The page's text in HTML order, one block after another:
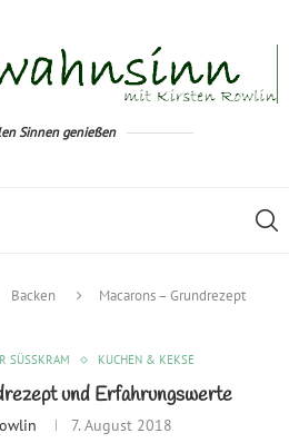
Sinnen genießen
Backen
Macarons – Grundrezept
SÜSSKRAM KUCHEN & KEKSE
und Erfahrungswerte
7. August 2018